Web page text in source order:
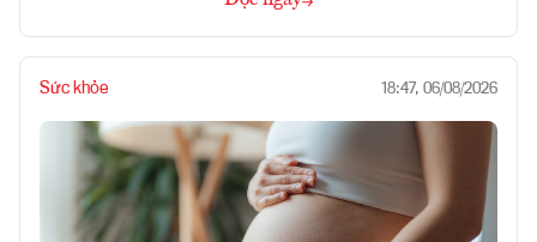
Sức khỏe 18:47, 06/08/2026